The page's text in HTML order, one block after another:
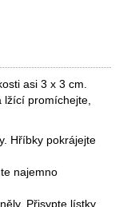
asi 3 x 3 cm.
lžící promíchejte,
Hříbky pokrájejte
najemno
Přisypte lístky